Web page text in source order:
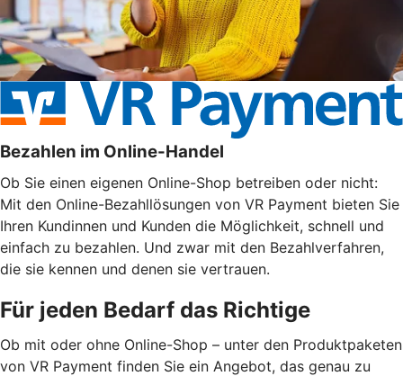
Bezahlen im Online-Handel
Ob Sie einen eigenen Online-Shop betreiben oder nicht:
Mit den Online-Bezahllösungen von VR Payment bieten Sie
Ihren Kundinnen und Kunden die Möglichkeit, schnell und
einfach zu bezahlen. Und zwar mit den Bezahlverfahren,
die sie kennen und denen sie vertrauen.
Für jeden Bedarf das Richtige
Ob mit oder ohne Online-Shop – unter den Produktpaketen
von VR Payment finden Sie ein Angebot, das genau zu